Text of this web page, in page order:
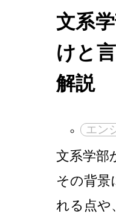
文系
けと
解説
エン
文系学部
その背景
れる点や